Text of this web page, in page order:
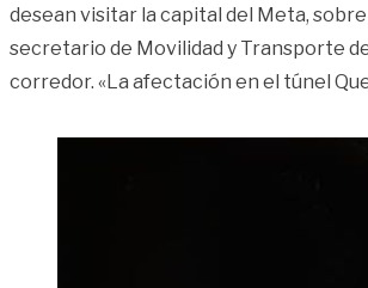
desean visitar la capital del Meta,
secretario de Movilidad y Transporte
corredor. «La afectación en el túnel